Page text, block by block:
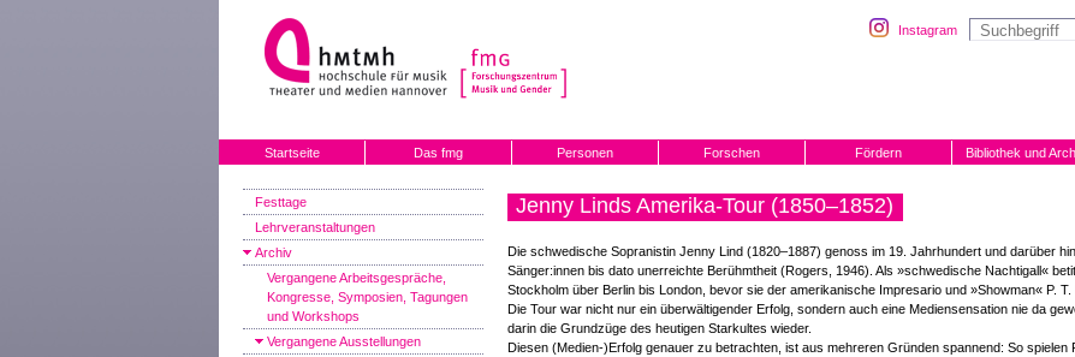
Instagram
Startseite Das fmg Personen Forschen Fördern Bibliothek und
Festtage
Lehrveranstaltungen
Archiv
Vergangene Arbeitsgespräche,
Kongresse, Symposien, Tagungen
und Workshops
Vergangene Ausstellungen
Jenny Linds Amerika-Tour (1850–1852)
Die schwedische Sopranistin Jenny Lind (1820–1887) genoss im 19. Jahrhundert und darüber
Sänger:innen bis dato unerreichte Berühmtheit (Rogers, 1946). Als »schwedische Nachtigall«
Stockholm über Berlin bis London, bevor sie der amerikanische Impresario und »Showman« P.
Die Tour war nicht nur ein überwältigender Erfolg, sondern auch eine Mediensensation nie da
darin die Grundzüge des heutigen Starkultes wieder.
Diesen (Medien-)Erfolg genauer zu betrachten, ist aus mehreren Gründen spannend: So